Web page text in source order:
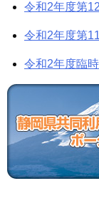
令和2年度第
令和2年度第
令和2年度臨